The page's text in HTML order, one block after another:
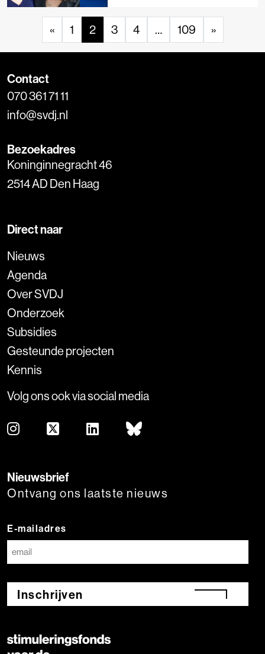
« 1 2 3 4 … 109 »
Contact
070 361 71 11
info@svdj.nl
Bezoekadres
Koninginnegracht 46
2514 AD Den Haag
Direct naar
Nieuws
Agenda
Over SVDJ
Onderzoek
Subsidies
Gesteunde projecten
Kennis
Volg ons ook via social media
Nieuwsbrief
Ontvang ons laatste nieuws
E-mailadres
Inschrijven